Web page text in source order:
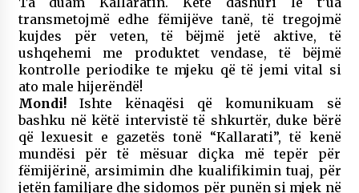
transmetojmë edhe fëmijëve tanë, të tregojmë
kujdes për veten, të bëjmë jetë aktive, të
ushqehemi me produktet vendase, të bëjmë
kontrolle periodike te mjeku që të jemi vital si
ato male hijerëndë!
Mondi!Ishte kënaqësi që komunikuam së
bashku në këtë intervistë të shkurtër, duke bërë
që lexuesit e gazetës tonë “Kallarati”, të kenë
mundësi për të mësuar diçka më tepër për
fëmijërinë, arsimimin dhe kualifikimin tuaj, për
jetën familjare dhe sidomos për punën si mjek në